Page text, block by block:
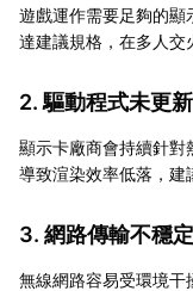
遊戲運作需要足夠的顯
達建議規格，在多人交
2. 驅動程式未更新
顯示卡廠商會持續針對
導致渲染效率低落，建
3. 網路傳輸不穩定
無線網路容易受環境干